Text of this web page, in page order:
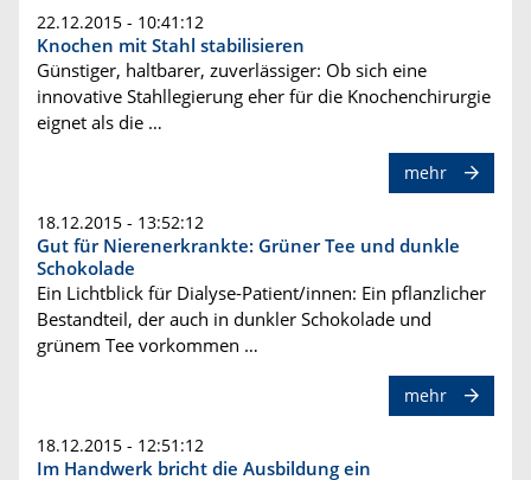
22.12.2015 - 10:41:12
Knochen mit Stahl stabilisieren
Günstiger, haltbarer, zuverlässiger: Ob sich eine
innovative Stahllegierung eher für die Knochenchirurgie
eignet als die …
mehr
18.12.2015 - 13:52:12
Gut für Nierenerkrankte: Grüner Tee und dunkle
Schokolade
Ein Lichtblick für Dialyse-Patient/innen: Ein pflanzlicher
Bestandteil, der auch in dunkler Schokolade und
grünem Tee vorkommen …
mehr
18.12.2015 - 12:51:12
Im Handwerk bricht die Ausbildung ein